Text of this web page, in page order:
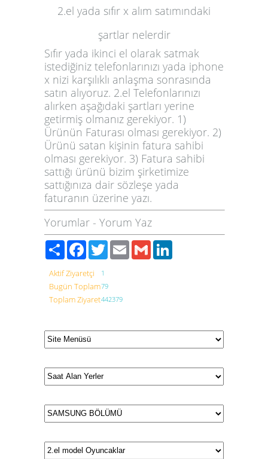
2.el yada sıfır x alım satımındaki
şartlar nelerdir
Sıfır yada ikinci el olarak satmak
istediğiniz telefonlarınızı yada iphone
x nizi karşılıklı anlaşma sonrasında
satın alıyoruz. 2.el Telefonlarınızı
alırken aşağıdaki şartları yerine
getirmiş olmanız gerekiyor. 1)
Ürünün Faturası olması gerekiyor. 2)
Ürünü satan kişinin fatura sahibi
olması gerekiyor. 3) Fatura sahibi
sattığı ürünü bizim şirketimize
sattığınıza dair sözleşe yada
faturanın üzerine yazı.
Yorumlar - Yorum Yaz
PaylaşFacebook
TwitterEmailGmail
Aktif Ziyaretçi 1
Bugün Toplam79
Toplam Ziyaret442379